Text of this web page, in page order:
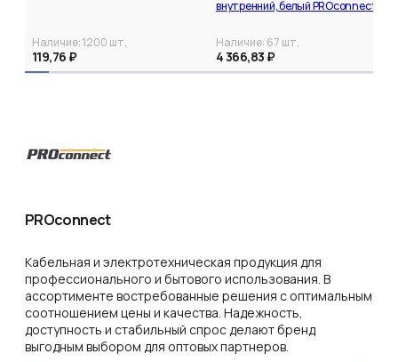
Наличие:1200 шт.
119,76 ₽
внутренний, белый PROconnect
Наличие: 67 шт.
4 366,83 ₽
PROconnect
Кабельная и электротехническая продукция для
профессионального и бытового использования. В
ассортименте востребованные решения с оптимальным
соотношением цены и качества. Надежность,
доступность и стабильный спрос делают бренд
выгодным выбором для оптовых партнеров.